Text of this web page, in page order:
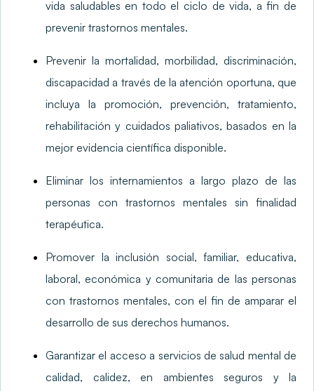
vida saludables en todo el ciclo de vida, a fin de
prevenir trastornos mentales.
Prevenir la mortalidad, morbilidad, discriminación,
discapacidad a través de la atención oportuna, que
incluya la promoción, prevención, tratamiento,
rehabilitación y cuidados paliativos, basados en la
mejor evidencia científica disponible.
Eliminar los internamientos a largo plazo de las
personas con trastornos mentales sin finalidad
terapéutica.
Promover la inclusión social, familiar, educativa,
laboral, económica y comunitaria de las personas
con trastornos mentales, con el fin de amparar el
desarrollo de sus derechos humanos.
Garantizar el acceso a servicios de salud mental de
calidad, calidez, en ambientes seguros y la